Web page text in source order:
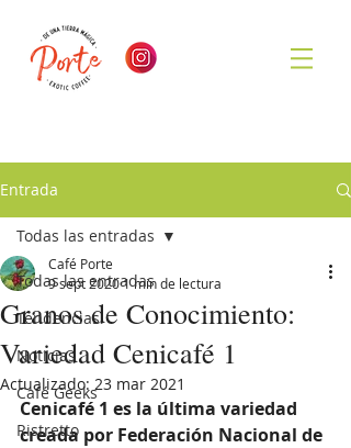
Entrada
Todas las entradas
Tendencias
Noticias
Café Geeks
Ristretto
Todas las entradas
Granos de Conocimiento:
Variedad Cenicafé 1
Café Porte
9 sept 20201 min de lectura
Actualizado: 23 mar 2021
Cenicafé 1 es la última variedad
creada por Federación Nacional de